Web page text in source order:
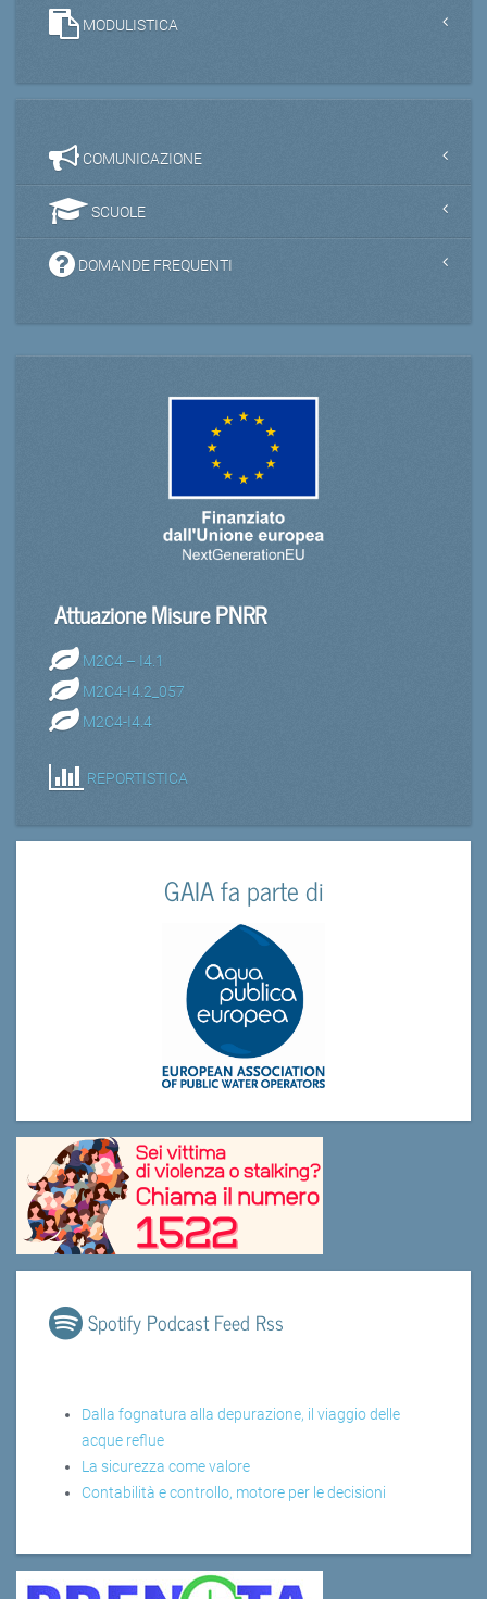
MODULISTICA
COMUNICAZIONE
SCUOLE
DOMANDE FREQUENTI
Attuazione Misure PNRR
M2C4 – I4.1
M2C4-I4.2_057
M2C4-I4.4
REPORTISTICA
GAIA fa parte di
Spotify Podcast Feed Rss
Dalla fognatura alla depurazione, il viaggio delle
acque reflue
La sicurezza come valore
Contabilità e controllo, motore per le decisioni